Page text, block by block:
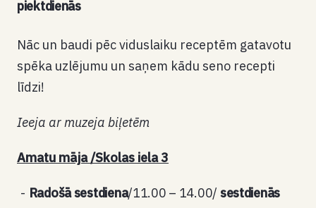
piektdienās
Nāc un baudi pēc viduslaiku receptēm gatavotu
spēka uzlējumu un saņem kādu seno recepti
līdzi!
Ieeja ar muzeja biļetēm
Amatu māja /Skolas iela 3
Radošā sestdiena/11.00 – 14.00/ sestdienās